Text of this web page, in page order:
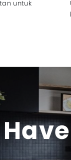
untuk